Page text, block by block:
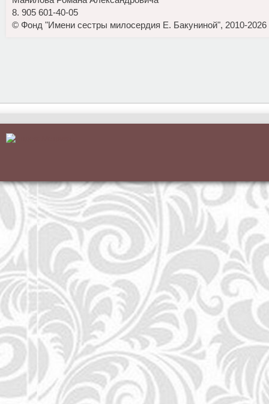
8. 905 601-40-05
© Фонд "Имени сестры милосердия Е. Бакуниной", 2010-2026